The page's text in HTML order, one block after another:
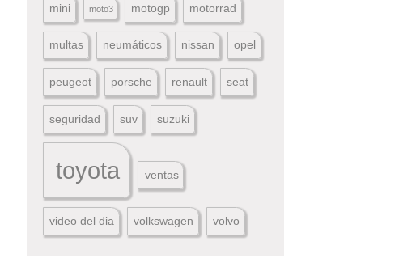
mini moto3 motogp motorrad
multas neumáticos nissan opel
peugeot porsche renault seat
seguridad suv suzuki
toyota ventas
video del dia volkswagen volvo